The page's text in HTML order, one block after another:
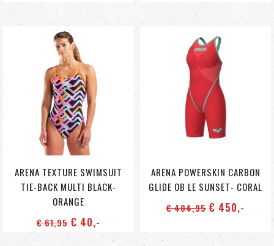
ARENA TEXTURE SWIMSUIT
TIE-BACK MULTI BLACK-
ORANGE
€ 61,95 € 40,-
ARENA POWERSKIN CARBON
GLIDE OB LE SUNSET- CORAL
€ 484,95 € 450,-